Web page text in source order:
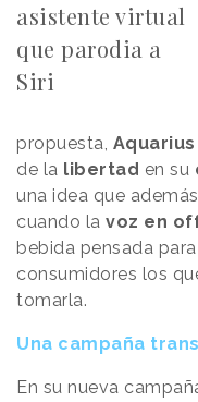
asistente virtual
que parodia a
Siri
propuesta, Aquarius
de la libertad en su
una idea que
cuando la voz en
bebida pensada
consumidores los
tomarla.
Una campaña
En su nueva